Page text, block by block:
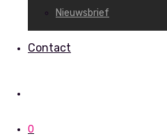
Nieuwsbrief
Contact
0